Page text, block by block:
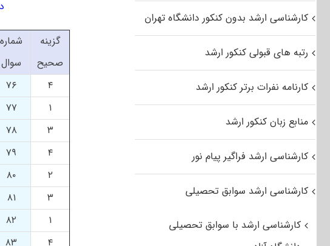
گزینه
صحیح
شماره
سوال
۴
۷۶
۱
۷۷
۳
۷۸
۴
۷۹
۲
۸۰
۳
۸۱
۱
۸۲
۴
۸۳
کارشناسی ارشد بدون کنکور دانشگاه تهران
رتبه های قبولی کنکور ارشد
کارنامه نفرات برتر کنکور ارشد
منابع زبان کنکور ارشد
کارشناسی ارشد فراگیر پیام نور
کارشناسی ارشد سوابق تحصیلی
کارشناسی ارشد با سوابق تحصیلی